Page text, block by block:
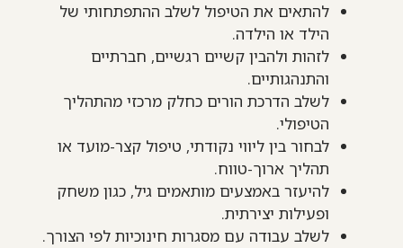
להתאים את הטיפול לשלב ההתפתחותי של
הילד או הילדה.
לזהות ולהבין קשיים רגשיים, חברתיים
והתנהגותיים.
לשלב הדרכת הורים כחלק מרכזי מהתהליך
הטיפולי.
לבחור בין ליווי נקודתי, טיפול קצר-מועד או
תהליך ארוך-טווח.
להיעזר באמצעים מותאמים גיל, כגון משחק
ופעילות יצירתית.
לשלב עבודה עם מסגרות חינוכיות לפי הצורך.